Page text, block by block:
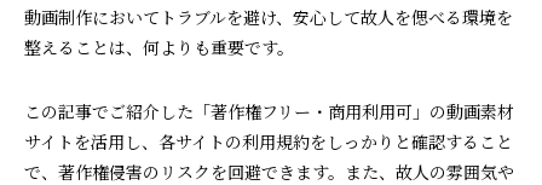
動画制作においてトラブルを避け、安心して故人を偲べる環境を
整えることは、何よりも重要です。
この記事でご紹介した「著作権フリー・商用利用可」の動画素材
サイトを活用し、各サイトの利用規約をしっかりと確認すること
で、著作権侵害のリスクを回避できます。また、故人の雰囲気や